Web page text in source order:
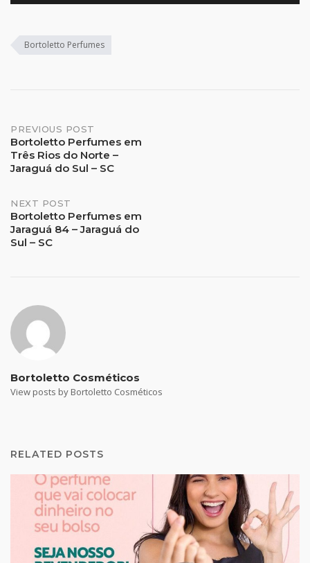
Bortoletto Perfumes
Post
navigation
PREVIOUS POST
Bortoletto Perfumes em
Três Rios do Norte –
Jaraguá do Sul – SC
NEXT POST
Bortoletto Perfumes em
Jaraguá 84 – Jaraguá do
Sul – SC
Bortoletto Cosméticos
View posts by Bortoletto Cosméticos
RELATED POSTS